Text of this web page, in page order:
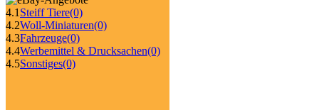
4.1 Steiff Tiere(0)
4.2Woll-Miniaturen(0)
4.3Fahrzeuge(0)
4.4Werbemittel & Drucksachen(0)
4.5Sonstiges(0)